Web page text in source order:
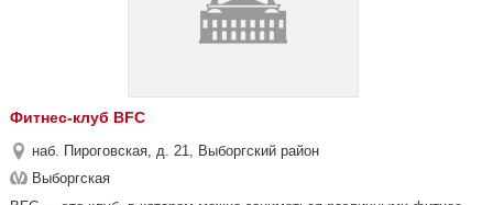
Фитнес-клуб BFC
наб. Пироговская, д. 21, Выборгский район
Выборгская